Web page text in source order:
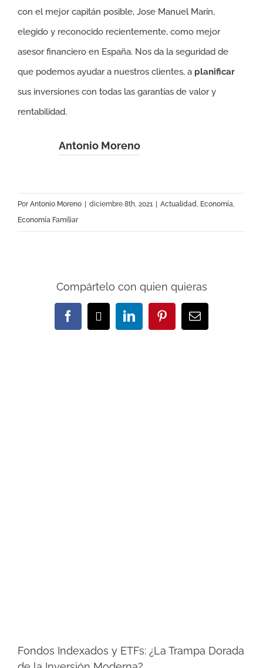
con el mejor capitán posible, Jose Manuel Marín,
elegido y reconocido recientemente, como mejor
asesor financiero en España. Nos da la seguridad de
que podemos ayudar a nuestros clientes, a planificar
sus inversiones con todas las garantías de valor y
rentabilidad.
Antonio Moreno
PorAntonio Moreno diciembre 8th, 2021 Actualidad, Economía,
Economía Familiar
Compártelo con quien quieras
Facebook
X LinkedInPinterestCorreo
electrónico
Fondos Indexados y ETFs: ¿La Trampa Dorada